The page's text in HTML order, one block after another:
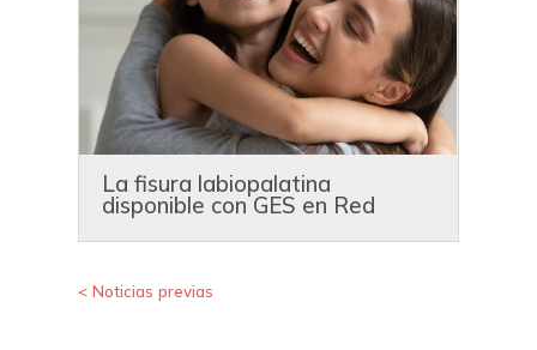
La fisura labiopalatina
disponible con GES en Red
Dávila
« Entradas más antiguas